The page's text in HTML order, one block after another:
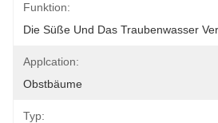
Funktion:
Die Süße Und Das Traubenwasser
Applcation:
Obstbäume
Typ: